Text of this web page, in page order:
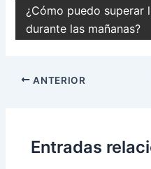
¿Cómo puedo superar
durante las mañanas?
Navegación
ANTERIOR
Entradas